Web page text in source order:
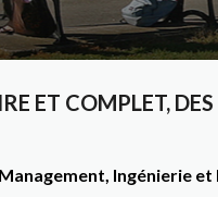
ET COMPLET,
Ingénierie